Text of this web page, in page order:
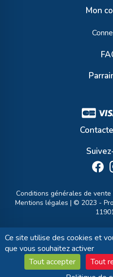
Mon
Conditions générales de vente
Mentions légales | © 2023 -
Ce site utilise des cookies et
que vous souhaitez activer
Tout accepter
Tout